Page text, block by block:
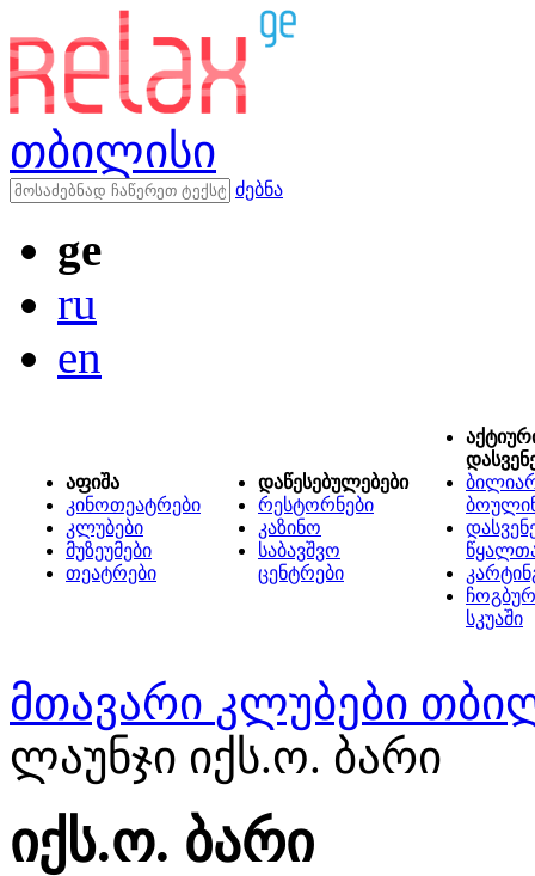
თბილისი
ძებნა
ge
ru
en
აფიშა
კინოთეატრები
კლუბები
მუზეუმები
თეატრები
დაწესებულებები
რესტორნები
კაზინო
საბავშვო
ცენტრები
სკუაში
მთავარი კლუბები
ლაუნჯი იქს.ო. ბარი
იქს.ო. ბარი